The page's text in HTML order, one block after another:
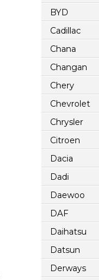
BYD
Cadillac
Chana
Changan
Chery
Chevrolet
Chrysler
Citroen
Dacia
Dadi
Daewoo
DAF
Daihatsu
Datsun
Derways